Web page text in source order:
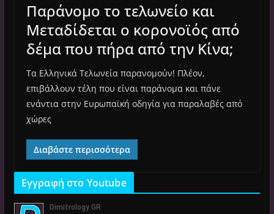
Παράνομο το τελωνείο και
Μεταδίδεται ο κορονοϊός από
δέμα που πήρα από την Κίνα;
Τα Ελληνικά Τελωνεία παρανομούν! Πλέον,
επιβάλλουν τέλη που είναι παράνομα και πάνε
ενάντια στην Ευρωπαϊκή οδηγία για παραλαβές από
χώρες
Διαβάστε περισσότερα
Εγγραφή στο Youtube